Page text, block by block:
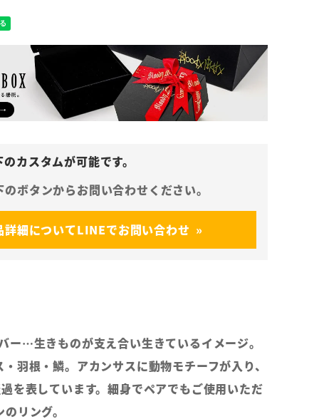
詳細についてLINEでお問い合わせ
…生きものが支え合い生きているイメージ。
羽根・鱗。アカンサスに動物モチーフが入り、
を表しています。細身でペアでもご使用いただ
リング。